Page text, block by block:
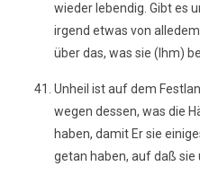
wieder lebendig. Gibt es
irgend etwas von
über das, was sie (Ihm)
Unheil ist auf dem
wegen dessen, was die
haben, damit Er sie
getan haben, auf daß sie